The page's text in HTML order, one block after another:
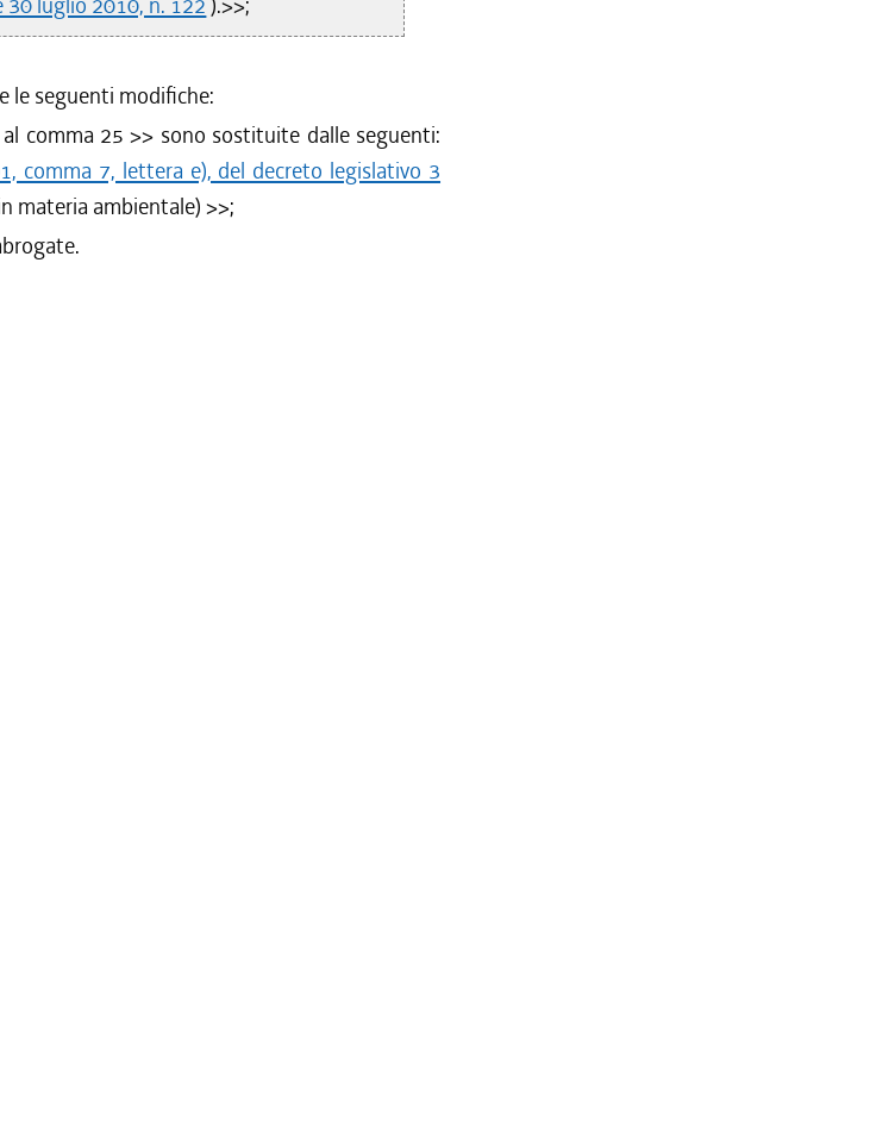
le seguenti modifiche:
comma 25 >> sono sostituite dalle seguenti:
comma 7, lettera e), del decreto legislativo 3
materia ambientale) >>;